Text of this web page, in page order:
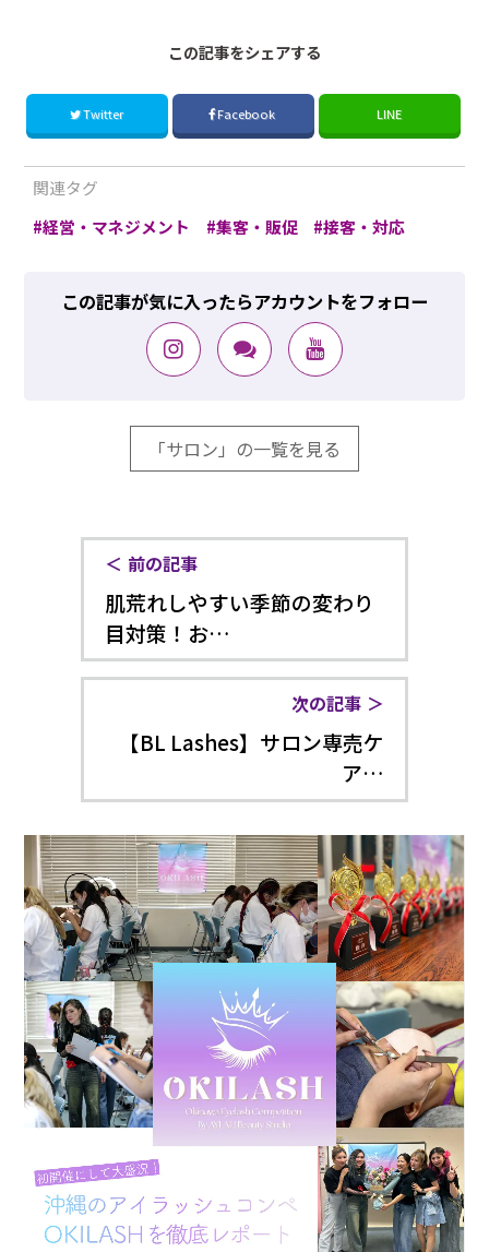
この記事をシェアする
Twitter Facebook LINE
関連タグ
経営・マネジメント
集客・販促 接客・対応
この記事が気に入ったらアカウントをフォロー
「サロン」の一覧を見る
前の記事
肌荒れしやすい季節の変わり
目対策！お…
次の記事
【BL Lashes】サロン専売ケ
ア…